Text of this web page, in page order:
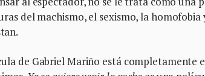
del machismo, el sexismo, la
de Gabriel Mariño está completamente